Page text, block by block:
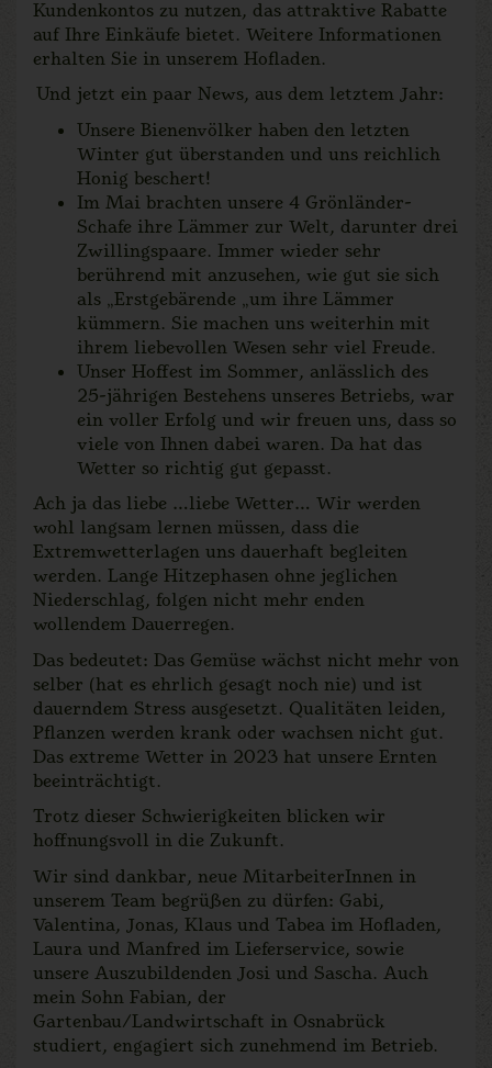
Kundenkontos zu nutzen, das attraktive Rabatte
auf Ihre Einkäufe bietet. Weitere Informationen
erhalten Sie in unserem Hofladen.
Und jetzt ein paar News, aus dem letztem Jahr:
Unsere Bienenvölker haben den letzten
Winter gut überstanden und uns reichlich
Honig beschert!
Im Mai brachten unsere 4 Grönländer-
Schafe ihre Lämmer zur Welt, darunter drei
Zwillingspaare. Immer wieder sehr
berührend mit anzusehen, wie gut sie sich
als „Erstgebärende „um ihre Lämmer
kümmern. Sie machen uns weiterhin mit
ihrem liebevollen Wesen sehr viel Freude.
Unser Hoffest im Sommer, anlässlich des
25-jährigen Bestehens unseres Betriebs, war
ein voller Erfolg und wir freuen uns, dass so
viele von Ihnen dabei waren. Da hat das
Wetter so richtig gut gepasst.
Ach ja das liebe …liebe Wetter… Wir werden
wohl langsam lernen müssen, dass die
Extremwetterlagen uns dauerhaft begleiten
werden. Lange Hitzephasen ohne jeglichen
Niederschlag, folgen nicht mehr enden
wollendem Dauerregen.
Das bedeutet: Das Gemüse wächst nicht mehr von
selber (hat es ehrlich gesagt noch nie) und ist
dauerndem Stress ausgesetzt. Qualitäten leiden,
Pflanzen werden krank oder wachsen nicht gut.
Das extreme Wetter in 2023 hat unsere Ernten
beeinträchtigt.
Trotz dieser Schwierigkeiten blicken wir
hoffnungsvoll in die Zukunft.
Wir sind dankbar, neue MitarbeiterInnen in
unserem Team begrüßen zu dürfen: Gabi,
Valentina, Jonas, Klaus und Tabea im Hofladen,
Laura und Manfred im Lieferservice, sowie
unsere Auszubildenden Josi und Sascha. Auch
mein Sohn Fabian, der
Gartenbau/Landwirtschaft in Osnabrück
studiert, engagiert sich zunehmend im Betrieb.